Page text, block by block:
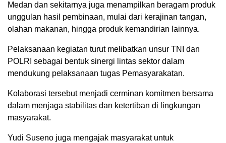
Medan dan sekitarnya juga menampilkan beragam produk
unggulan hasil pembinaan, mulai dari kerajinan tangan,
olahan makanan, hingga produk kemandirian lainnya.
Pelaksanaan kegiatan turut melibatkan unsur TNI dan
POLRI sebagai bentuk sinergi lintas sektor dalam
mendukung pelaksanaan tugas Pemasyarakatan.
Kolaborasi tersebut menjadi cerminan komitmen bersama
dalam menjaga stabilitas dan ketertiban di lingkungan
masyarakat.
Yudi Suseno juga mengajak masyarakat untuk